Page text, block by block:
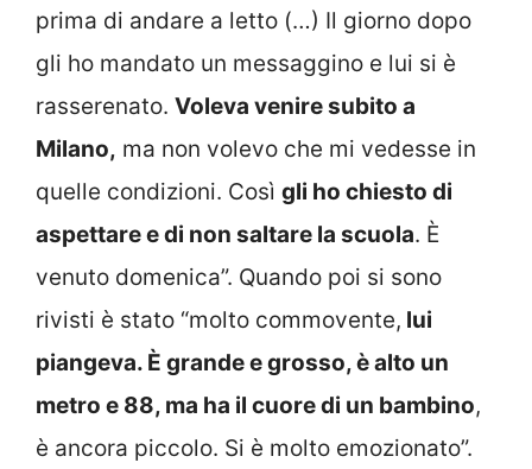
prima di andare a letto (…) Il giorno dopo
gli ho mandato un messaggino e lui si è
rasserenato. Voleva venire subito a
Milano, ma non volevo che mi vedesse in
quelle condizioni. Così gli ho chiesto di
aspettare e di non saltare la scuola. È
venuto domenica”. Quando poi si sono
rivisti è stato “molto commovente, lui
piangeva. È grande e grosso, è alto un
metro e 88, ma ha il cuore di un bambino,
è ancora piccolo. Si è molto emozionato”.